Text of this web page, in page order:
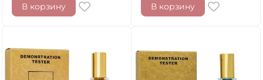
В корзину В корзину